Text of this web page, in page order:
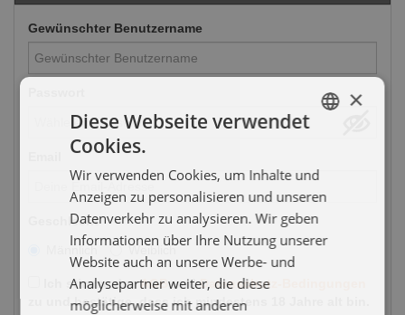
Gewünschter Benutzername
Geschlecht
Männlich
Weiblich
Ich stimme denAGB undDatenschutz-Bedingungen
zu und bestätige, dass ich mindestens 18 Jahre alt bin.
ENGLISH
×
Diese Webseite verwendet
Cookies.
Wir verwenden Cookies, um Inhalte und
Anzeigen zu personalisieren und unseren
Datenverkehr zu analysieren. Wir geben
Informationen über Ihre Nutzung unserer
Website auch an unsere Werbe- und
Analysepartner weiter, die diese
möglicherweise mit anderen